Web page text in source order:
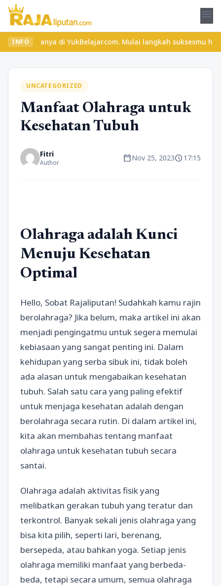
menu
INFOdi YukBelajar.com. Mulai langkah suksesmu hari ini!
UNCATEGORIZED
Manfaat Olahraga untuk
Kesehatan Tubuh
Fitri
Author calendar_todayNov 25, 2023schedule17:15
Olahraga adalah Kunci
Menuju Kesehatan
Optimal
Hello, Sobat Rajaliputan! Sudahkah kamu rajin
berolahraga? Jika belum, maka artikel ini akan
menjadi pengingatmu untuk segera memulai
kebiasaan yang sangat penting ini. Dalam
kehidupan yang serba sibuk ini, tidak boleh
ada alasan untuk mengabaikan kesehatan
tubuh. Salah satu cara yang paling efektif
untuk menjaga kesehatan adalah dengan
berolahraga secara rutin. Di dalam artikel ini,
kita akan membahas tentang manfaat
olahraga untuk kesehatan tubuh secara
santai.
Olahraga adalah aktivitas fisik yang
melibatkan gerakan tubuh yang teratur dan
terkontrol. Banyak sekali jenis olahraga yang
bisa kita pilih, seperti lari, berenang,
bersepeda, atau bahkan yoga. Setiap jenis
olahraga memiliki manfaat yang berbeda-
beda, tetapi secara umum, semua olahraga